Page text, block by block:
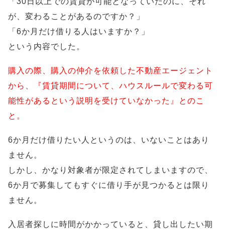
が、変わることがあるのですか？」
「6か月だけ借りる人はいますか？」
という内容でした。
購入の際、購入の仲介を依頼した不動産エージェント
から、『賃貸期間について、ハウスルールで変わる可
能性があるという説明を受けていなかった』とのこ
と。
6か月だけ借りたい人というのは、いないことはあり
ません。
しかし、かなり対象者が限定されてしまいますので、
6か月で募集してもすぐに借り手が見つかるとは限り
ません。
入居者探しに時間がかかっていると、貸し出したい期